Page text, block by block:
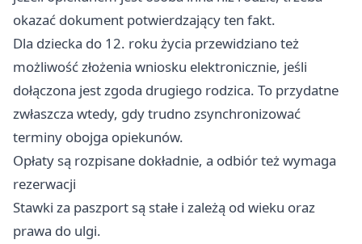
okazać dokument potwierdzający ten fakt.
Dla dziecka do 12. roku życia przewidziano też
możliwość złożenia wniosku elektronicznie, jeśli
dołączona jest zgoda drugiego rodzica. To przydatne
zwłaszcza wtedy, gdy trudno zsynchronizować
terminy obojga opiekunów.
Opłaty są rozpisane dokładnie, a odbiór też wymaga
rezerwacji
Stawki za paszport są stałe i zależą od wieku oraz
prawa do ulgi.